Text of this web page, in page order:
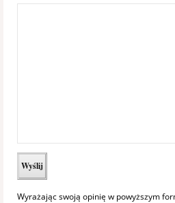
Wyrażając swoją opinię w powyższym